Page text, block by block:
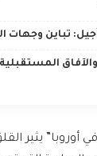
تباين وجهات
المستقبلية
أوروبا” يثير